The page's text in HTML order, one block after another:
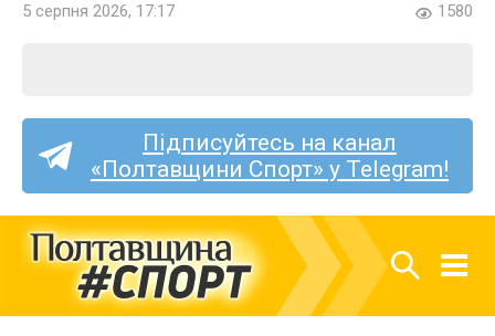
5 серпня 2026, 17:17 1580
Підписуйтесь на канал
«Полтавщини Спорт» у Telegram!